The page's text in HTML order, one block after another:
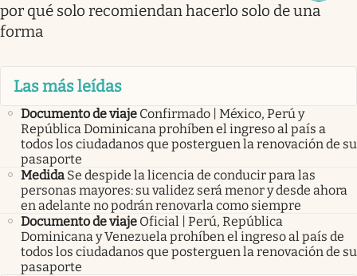
por qué solo recomiendan hacerlo solo de una
forma
Las más leídas
Documento de viaje Confirmado | México, Perú y
República Dominicana prohíben el ingreso al país a
todos los ciudadanos que posterguen la renovación de su
pasaporte
Medida Se despide la licencia de conducir para las
personas mayores: su validez será menor y desde ahora
en adelante no podrán renovarla como siempre
Documento de viaje Oficial | Perú, República
Dominicana y Venezuela prohíben el ingreso al país de
todos los ciudadanos que posterguen la renovación de su
pasaporte